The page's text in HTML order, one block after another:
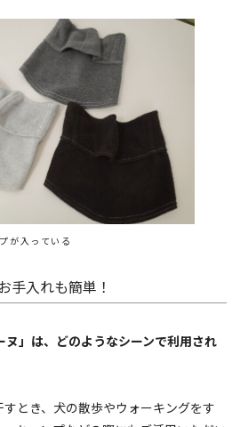
が入っている
手入れも簡単！
ヌ」は、どのようなシーンで利用され
とき、犬の散歩やウォーキングをす